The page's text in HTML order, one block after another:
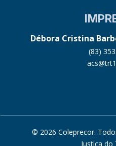
Débora Cristina
(83)
© 2026 Coleprecor.
Justiça do